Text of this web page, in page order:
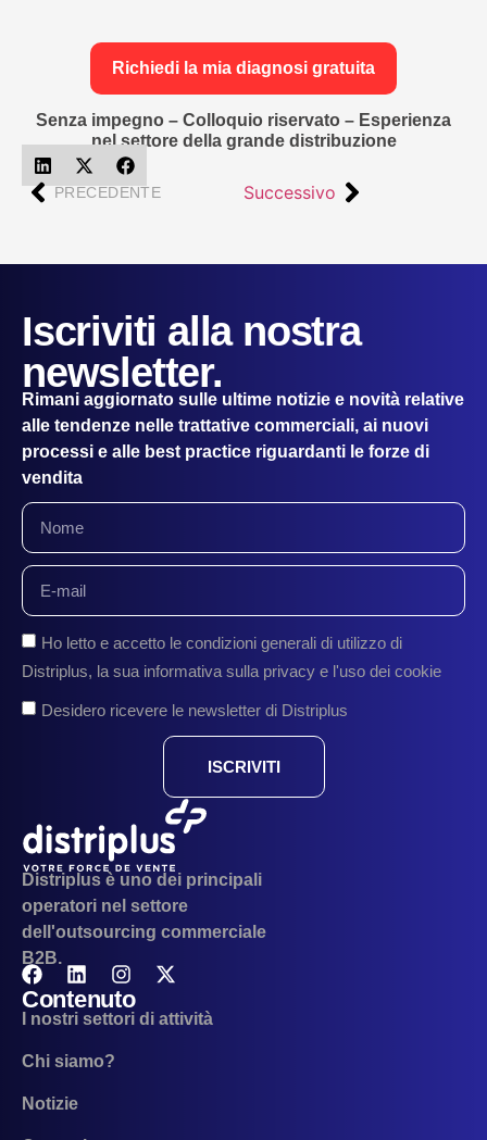
Richiedi la mia diagnosi gratuita
Senza impegno – Colloquio riservato – Esperienza
nel settore della grande distribuzione
PRECEDENTE Successivo
Iscriviti alla nostra
newsletter.
Rimani aggiornato sulle ultime notizie e novità relative
alle tendenze nelle trattative commerciali, ai nuovi
processi e alle best practice riguardanti le forze di
vendita
Ho letto e accetto le condizioni generali di utilizzo di
Distriplus, la sua informativa sulla privacy e l'uso dei cookie
Desidero ricevere le newsletter di Distriplus
ISCRIVITI
Distriplus è uno dei principali
operatori nel settore
dell'outsourcing commerciale
B2B.
Contenuto
I nostri settori di attività
Chi siamo?
Notizie